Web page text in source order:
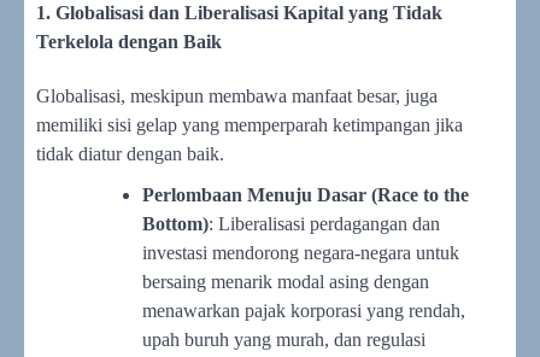
1. Globalisasi dan Liberalisasi Kapital yang Tidak
Terkelola dengan Baik
Globalisasi, meskipun membawa manfaat besar, juga
memiliki sisi gelap yang memperparah ketimpangan jika
tidak diatur dengan baik.
Perlombaan Menuju Dasar (Race to the
Bottom): Liberalisasi perdagangan dan
investasi mendorong negara-negara untuk
bersaing menarik modal asing dengan
menawarkan pajak korporasi yang rendah,
upah buruh yang murah, dan regulasi